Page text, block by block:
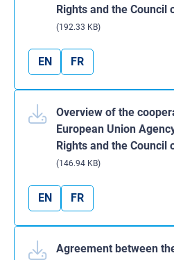
Rights and the Council
(192.33 KB)
EN FR
Overview of the
European Union
Rights and the Council
(146.94 KB)
EN FR
Agreement between